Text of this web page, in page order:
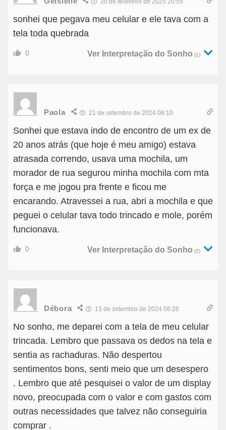
20 de fevereiro de 2025 20:55
sonhei que pegava meu celular e ele tava com a
tela toda quebrada
0 Ver Interpretação do Sonho (1)
Paola 21 de setembro de 2024 08:10
Sonhei que estava indo de encontro de um ex de
20 anos atrás (que hoje é meu amigo) estava
atrasada correndo, usava uma mochila, um
morador de rua segurou minha mochila com mta
força e me jogou pra frente e ficou me
encarando. Atravessei a rua, abri a mochila e que
peguei o celular tava todo trincado e mole, porém
funcionava.
0 Ver Interpretação do Sonho (2)
Débora 13 de setembro de 2024 06:26
No sonho, me deparei com a tela de meu celular
trincada. Lembro que passava os dedos na tela e
sentia as rachaduras. Não despertou
sentimentos bons, senti meio que um desespero
. Lembro que até pesquisei o valor de um display
novo, preocupada com o valor e com gastos com
outras necessidades que talvez não conseguiria
comprar .